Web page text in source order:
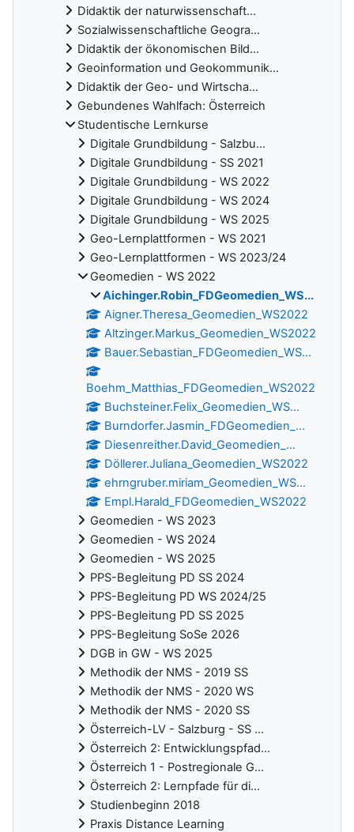
Didaktik der naturwissenschaft...
Sozialwissenschaftliche Geogra...
Didaktik der ökonomischen Bild...
Geoinformation und Geokommunik...
Didaktik der Geo- und Wirtscha...
Gebundenes Wahlfach: Österreich
Studentische Lernkurse
Digitale Grundbildung - Salzbu...
Digitale Grundbildung - SS 2021
Digitale Grundbildung - WS 2022
Digitale Grundbildung - WS 2024
Digitale Grundbildung - WS 2025
Geo-Lernplattformen - WS 2021
Geo-Lernplattformen - WS 2023/24
Geomedien - WS 2022
Aichinger.Robin_FDGeomedien_WS...
Aigner.Theresa_Geomedien_WS2022
Altzinger.Markus_Geomedien_WS2022
Bauer.Sebastian_FDGeomedien_WS...
Boehm_Matthias_FDGeomedien_WS2022
Buchsteiner.Felix_Geomedien_WS...
Burndorfer.Jasmin_FDGeomedien_...
Diesenreither.David_Geomedien_...
Döllerer.Juliana_Geomedien_WS2022
ehrngruber.miriam_Geomedien_WS...
Empl.Harald_FDGeomedien_WS2022
Geomedien - WS 2023
Geomedien - WS 2024
Geomedien - WS 2025
PPS-Begleitung PD SS 2024
PPS-Begleitung PD WS 2024/25
PPS-Begleitung PD SS 2025
PPS-Begleitung SoSe 2026
DGB in GW - WS 2025
Methodik der NMS - 2019 SS
Methodik der NMS - 2020 WS
Methodik der NMS - 2020 SS
Österreich-LV - Salzburg - SS ...
Österreich 2: Entwicklungspfad...
Österreich 1 - Postregionale G...
Österreich 2: Lernpfade für di...
Studienbeginn 2018
Praxis Distance Learning